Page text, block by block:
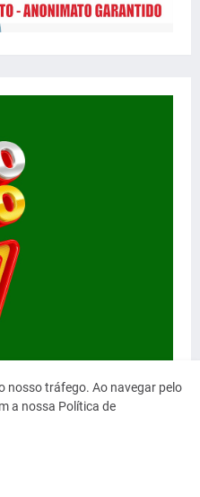
nosso tráfego. Ao navegar pelo
a nossa Política de